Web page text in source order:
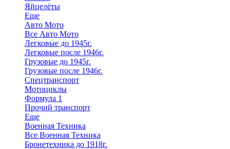
Яйцелёты
Еще
Авто Мото
Все Авто Мото
Легковые до 1945г.
Легковые после 1946г.
Грузовые до 1945г.
Грузовые после 1946г.
Спецтранспорт
Мотоциклы
Формула 1
Прочий транспорт
Еще
Военная Техника
Все Военная Техника
Бронетехника до 1918г.